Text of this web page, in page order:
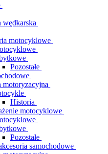
wędkarska
motocyklowe
Pozostałe
motoryzacyjna
Historia
motocyklowe
Pozostałe
samochodowe